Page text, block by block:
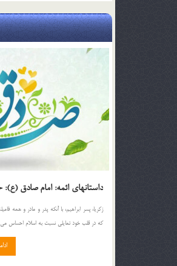
داستانهای ائمه: امام صادق
زكریا، پسر ابراهیم، با آنكه پدر و مادر و همه
كه در قلب خود تمایلی نسبت به اسلام احساس می